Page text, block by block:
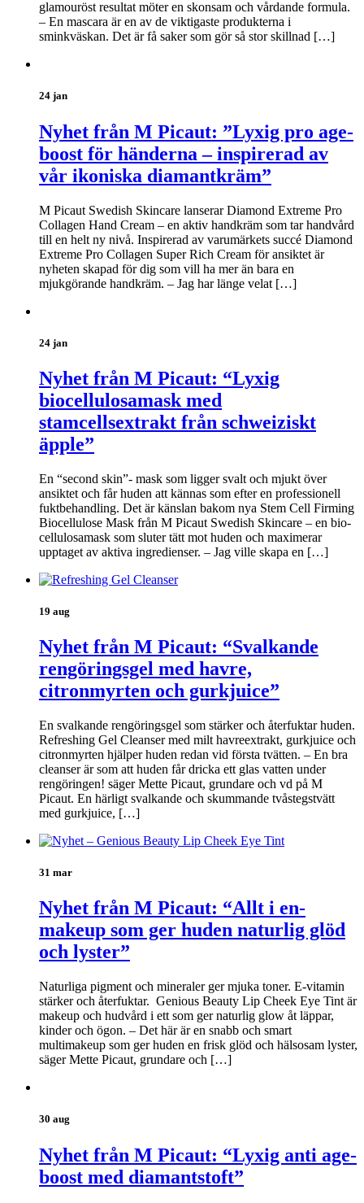
glamouröst resultat möter en skonsam och vårdande formula.
– En mascara är en av de viktigaste produkterna i
sminkväskan. Det är få saker som gör så stor skillnad […]
24 jan
Nyhet från M Picaut: ”Lyxig pro age-
boost för händerna – inspirerad av
vår ikoniska diamantkräm”
M Picaut Swedish Skincare lanserar Diamond Extreme Pro
Collagen Hand Cream – en aktiv handkräm som tar handvård
till en helt ny nivå. Inspirerad av varumärkets succé Diamond
Extreme Pro Collagen Super Rich Cream för ansiktet är
nyheten skapad för dig som vill ha mer än bara en
mjukgörande handkräm. – Jag har länge velat […]
24 jan
Nyhet från M Picaut: “Lyxig
biocellulosamask med
stamcellsextrakt från schweiziskt
äpple”
En “second skin”- mask som ligger svalt och mjukt över
ansiktet och får huden att kännas som efter en professionell
fuktbehandling. Det är känslan bakom nya Stem Cell Firming
Biocellulose Mask från M Picaut Swedish Skincare – en bio-
cellulosamask som sluter tätt mot huden och maximerar
upptaget av aktiva ingredienser. – Jag ville skapa en […]
19 aug
Nyhet från M Picaut: “Svalkande
rengöringsgel med havre,
citronmyrten och gurkjuice”
En svalkande rengöringsgel som stärker och återfuktar huden.
Refreshing Gel Cleanser med milt havreextrakt, gurkjuice och
citronmyrten hjälper huden redan vid första tvätten. – En bra
cleanser är som att huden får dricka ett glas vatten under
rengöringen! säger Mette Picaut, grundare och vd på M
Picaut. En härligt svalkande och skummande tvåstegstvätt
med gurkjuice, […]
31 mar
Nyhet från M Picaut: “Allt i en-
makeup som ger huden naturlig glöd
och lyster”
Naturliga pigment och mineraler ger mjuka toner. E-vitamin
stärker och återfuktar. Genious Beauty Lip Cheek Eye Tint är
makeup och hudvård i ett som ger naturlig glow åt läppar,
kinder och ögon. – Det här är en snabb och smart
multimakeup som ger huden en frisk glöd och hälsosam lyster,
säger Mette Picaut, grundare och […]
30 aug
Nyhet från M Picaut: “Lyxig anti age-
boost med diamantstoft”